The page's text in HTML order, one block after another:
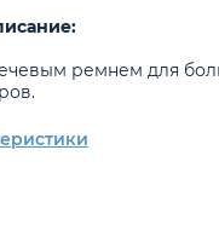
ремнем для